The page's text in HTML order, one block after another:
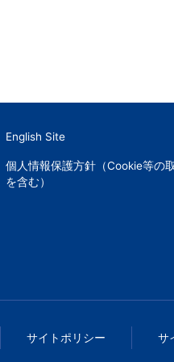
English Site
個人情報保護方針（Cookie等の
を含む）
サイトポリシー サ